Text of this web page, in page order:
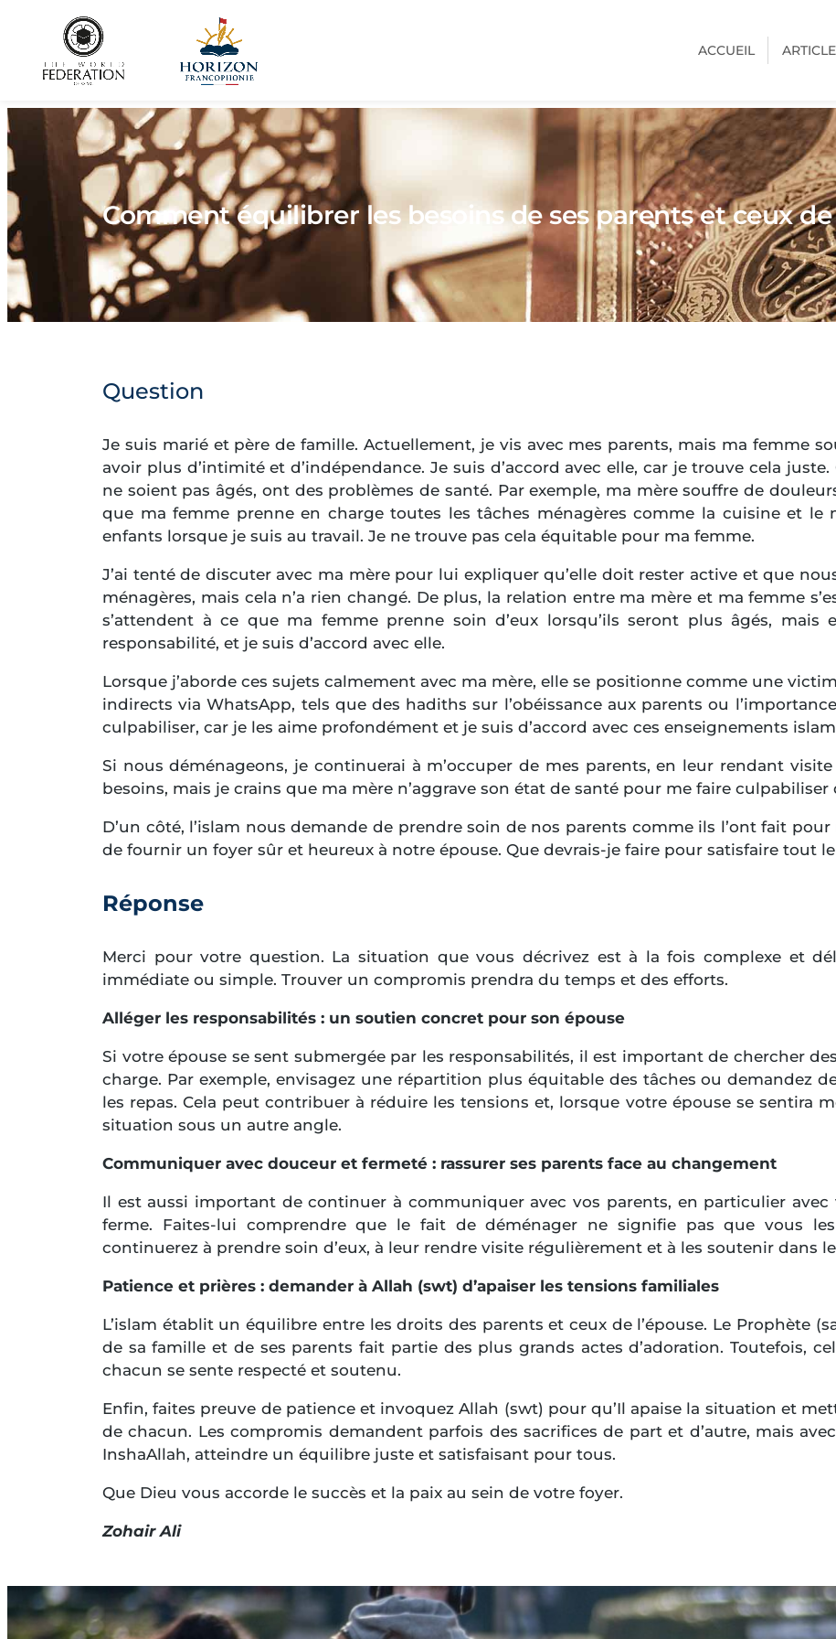
ACCUEIL
Comment équilibrer les besoins de ses parents et ceux
Question
Je suis marié et père de famille. Actuellement, je vis avec mes parents, mais ma femme
avoir plus d’intimité et d’indépendance. Je suis d’accord avec elle, car je trouve cela
ne soient pas âgés, ont des problèmes de santé. Par exemple, ma mère souffre de
que ma femme prenne en charge toutes les tâches ménagères comme la cuisine et le
enfants lorsque je suis au travail. Je ne trouve pas cela équitable pour ma femme.
J’ai tenté de discuter avec ma mère pour lui expliquer qu’elle doit rester active et que
ménagères, mais cela n’a rien changé. De plus, la relation entre ma mère et ma femme
s’attendent à ce que ma femme prenne soin d’eux lorsqu’ils seront plus âgés, mais
responsabilité, et je suis d’accord avec elle.
Lorsque j’aborde ces sujets calmement avec ma mère, elle se positionne comme une
indirects via WhatsApp, tels que des hadiths sur l’obéissance aux parents ou
culpabiliser, car je les aime profondément et je suis d’accord avec ces enseignements
Si nous déménageons, je continuerai à m’occuper de mes parents, en leur rendant
besoins, mais je crains que ma mère n’aggrave son état de santé pour me faire culpabiliser
D’un côté, l’islam nous demande de prendre soin de nos parents comme ils l’ont fait
de fournir un foyer sûr et heureux à notre épouse. Que devrais-je faire pour satisfaire tout
Réponse
Merci pour votre question. La situation que vous décrivez est à la fois complexe et
immédiate ou simple. Trouver un compromis prendra du temps et des efforts.
Alléger les responsabilités : un soutien concret pour son épouse
Si votre épouse se sent submergée par les responsabilités, il est important de chercher
charge. Par exemple, envisagez une répartition plus équitable des tâches ou demandez
les repas. Cela peut contribuer à réduire les tensions et, lorsque votre épouse se sentira
situation sous un autre angle.
Communiquer avec douceur et fermeté : rassurer ses parents face au changement
Il est aussi important de continuer à communiquer avec vos parents, en particulier avec
ferme. Faites-lui comprendre que le fait de déménager ne signifie pas que vous
continuerez à prendre soin d’eux, à leur rendre visite régulièrement et à les soutenir dans
Patience et prières : demander à Allah (swt) d’apaiser les tensions familiales
L’islam établit un équilibre entre les droits des parents et ceux de l’épouse. Le Prophète
de sa famille et de ses parents fait partie des plus grands actes d’adoration. Toutefois,
chacun se sente respecté et soutenu.
Enfin, faites preuve de patience et invoquez Allah (swt) pour qu’Il apaise la situation et
de chacun. Les compromis demandent parfois des sacrifices de part et d’autre, mais
InshaAllah, atteindre un équilibre juste et satisfaisant pour tous.
Que Dieu vous accorde le succès et la paix au sein de votre foyer.
Zohair Ali